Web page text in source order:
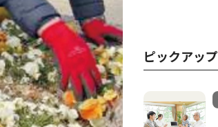
ピックアップ